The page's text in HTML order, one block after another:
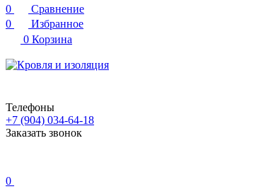
0
Сравнение
0
Избранное
0 Корзина
Телефоны
+7 (904) 034-64-18
Заказать звонок
0